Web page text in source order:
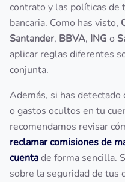
contrato y las políticas de
bancaria. Como has visto,
Santander, BBVA, ING o
aplicar reglas diferentes
conjunta.
Además, si has detectado
o gastos ocultos en tu
recomendamos revisar
reclamar comisiones de
cuentade forma sencilla.
sobre la seguridad de tus